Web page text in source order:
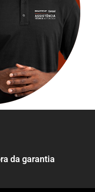
da garantia